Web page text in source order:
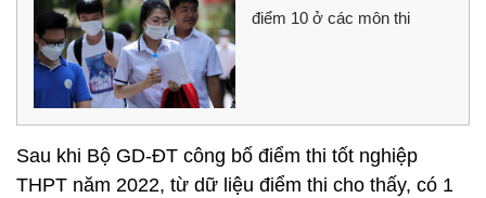
điểm 10 ở các môn thi
Sau khi Bộ GD-ĐT công bố điểm thi tốt nghiệp
THPT năm 2022, từ dữ liệu điểm thi cho thấy, có 1